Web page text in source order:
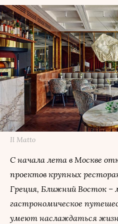
Il Matto
С начала лета в Москве
проектов крупных
Греция, Ближний Восток
гастрономическое
умеют наслаждаться